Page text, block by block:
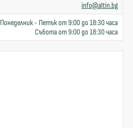
info@altin.bg
Понеделник - Петък от 9:00 до 18:30 часа
Събота от 9:00 до 18:30 часа